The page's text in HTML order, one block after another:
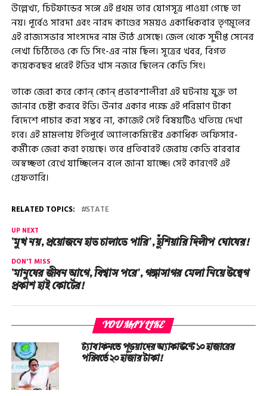
উল্লেখ্য, চিটফান্ডের সঙ্গে এই প্রথম তার যোগসূত্র পাওয়া গেছে তা
নয়। পূর্বেও সারদা এবং নারদ কাণ্ডের সময়ও একাধিকবার তৃণমূলের
এই রাজ্যসভার সাংসদের নাম উঠে এসেছে। জেল থেকে সুদীপ্ত সেনের
লেখা চিঠিতেও কে ডি সিং-এর নাম ছিল। সূত্রের খবর, বিগত
কয়েকবছর ধরেই ইডির খাস নজরে ছিলেন কেডি সিং।
তাকে জেরা করে কোন্ কোন্ প্রভাবশালীরা এই ঘটনায় যুক্ত তা
জানার চেষ্টা করবে ইডি। উনার একার পক্ষে এই পরিমাণ টাকা
বিদেশে পাচার করা সম্ভব না, কাজেই সেই বিষয়টিও খতিয়ে দেখা
হবে। এই মামলায় ইতিপূর্বে অ্যালকেমিস্টের একাধিক অফিসার-
কর্মীকে জেরা করা হয়েছে। তবে প্রতিবারই জেরায় কেডি বারবার
অস্বচ্ছতা রেখে যাচ্ছিলেন বলে জানা যাচ্ছে। সেই কারণেই এই
গ্রেফতারি।
RELATED TOPICS: STATE
UP NEXT
‘মুখ নয়, প্রয়োজনে হাত চালাতে পারি’, হুঁশিয়ারি দিলীপ ঘোষের!
DON'T MISS
‘মানুষের জীবন আগে, বিশ্বাস পরে’, গঙ্গাসাগর মেলা নিয়ে উদ্বেগ
প্রকাশ হাই কোর্টের!
YOU MAY LIKE
ট্যাব কিনতে পড়ুয়াদের অ্যাকাউন্টে ১০ হাজারের
পরিবর্তে ২০ হাজার টাকা!